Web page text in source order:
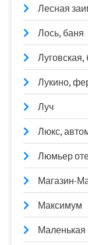
Лесная
Лось, баня
Луговская,
Лукино,
Луч
Люкс,
Люмьер
Магазин-
Максимум
Маленькая